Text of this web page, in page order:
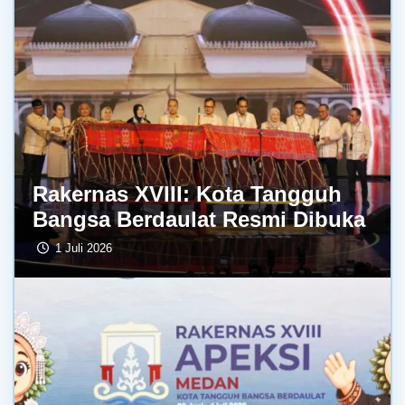
Rakernas XVIII: Kota Tangguh
Bangsa Berdaulat Resmi Dibuka
1 Juli 2026